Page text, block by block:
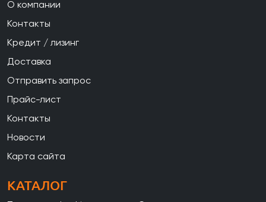
О компании
Контакты
Кредит / лизинг
Доставка
Отправить запрос
Прайс-лист
Контакты
Новости
Карта сайта
КАТАЛОГ